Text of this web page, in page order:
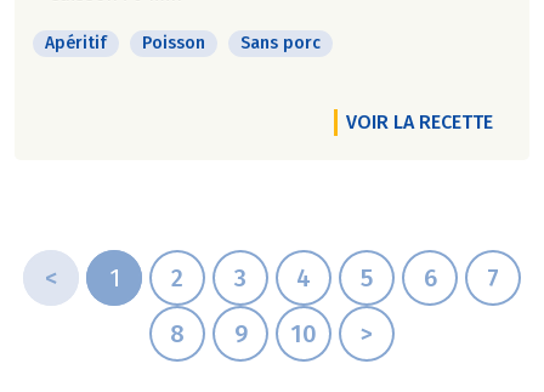
Apéritif Poisson Sans porc
VOIR LA RECETTE
< 1 2 3 4 5 6
7
8
9 10 >